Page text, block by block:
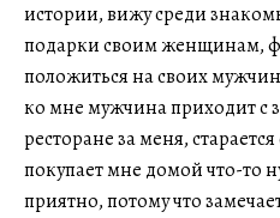
истории, вижу среди
подарки своим женщинам,
положиться на своих
ко мне мужчина приходит с
ресторане за меня,
покупает мне домой что-то
приятно, потому что